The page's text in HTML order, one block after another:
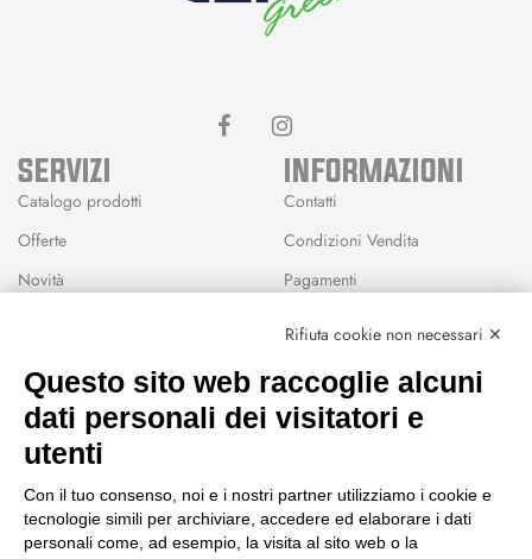
SERVIZI
Catalogo prodotti
Offerte
Novità
Wishlist
INFORMAZIONI
Contatti
Condizioni Vendita
Pagamenti
CEP GREEN
Fanano (MO)
059 8676485
349 9202419
Rifiuta cookie non necessari ✕
Questo sito web raccoglie alcuni
dati personali dei visitatori e
utenti
Con il tuo consenso, noi e i nostri partner utilizziamo i cookie e
tecnologie simili per archiviare, accedere ed elaborare i dati
personali come, ad esempio, la visita al sito web o la